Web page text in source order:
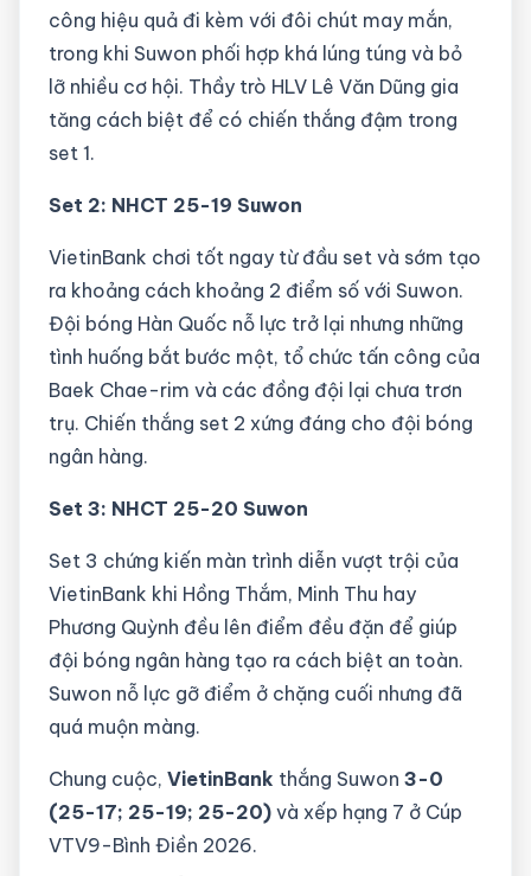
công hiệu quả đi kèm với đôi chút may mắn,
trong khi Suwon phối hợp khá lúng túng và bỏ
lỡ nhiều cơ hội. Thầy trò HLV Lê Văn Dũng gia
tăng cách biệt để có chiến thắng đậm trong
set 1.
Set 2: NHCT 25-19 Suwon
VietinBank chơi tốt ngay từ đầu set và sớm tạo
ra khoảng cách khoảng 2 điểm số với Suwon.
Đội bóng Hàn Quốc nỗ lực trở lại nhưng những
tình huống bắt bước một, tổ chức tấn công của
Baek Chae-rim và các đồng đội lại chưa trơn
trụ. Chiến thắng set 2 xứng đáng cho đội bóng
ngân hàng.
Set 3: NHCT 25-20 Suwon
Set 3 chứng kiến màn trình diễn vượt trội của
VietinBank khi Hồng Thắm, Minh Thu hay
Phương Quỳnh đều lên điểm đều đặn để giúp
đội bóng ngân hàng tạo ra cách biệt an toàn.
Suwon nỗ lực gỡ điểm ở chặng cuối nhưng đã
quá muộn màng.
Chung cuộc, VietinBank thắng Suwon 3-0
(25-17; 25-19; 25-20) và xếp hạng 7 ở Cúp
VTV9-Bình Điền 2026.